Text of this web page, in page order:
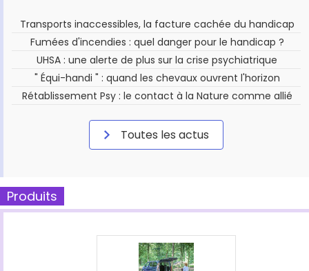
Transports inaccessibles, la facture cachée du handicap
Fumées d'incendies : quel danger pour le handicap ?
UHSA : une alerte de plus sur la crise psychiatrique
" Équi-handi " : quand les chevaux ouvrent l'horizon
Rétablissement Psy : le contact à la Nature comme allié
Toutes les actus
Produits